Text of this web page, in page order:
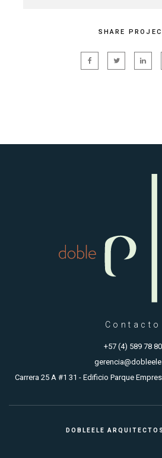
SHARE
Contacto
+57 (4) 589 78 80
Carrera 25 A #1 31 - Edificio Parque
DOBLEELE